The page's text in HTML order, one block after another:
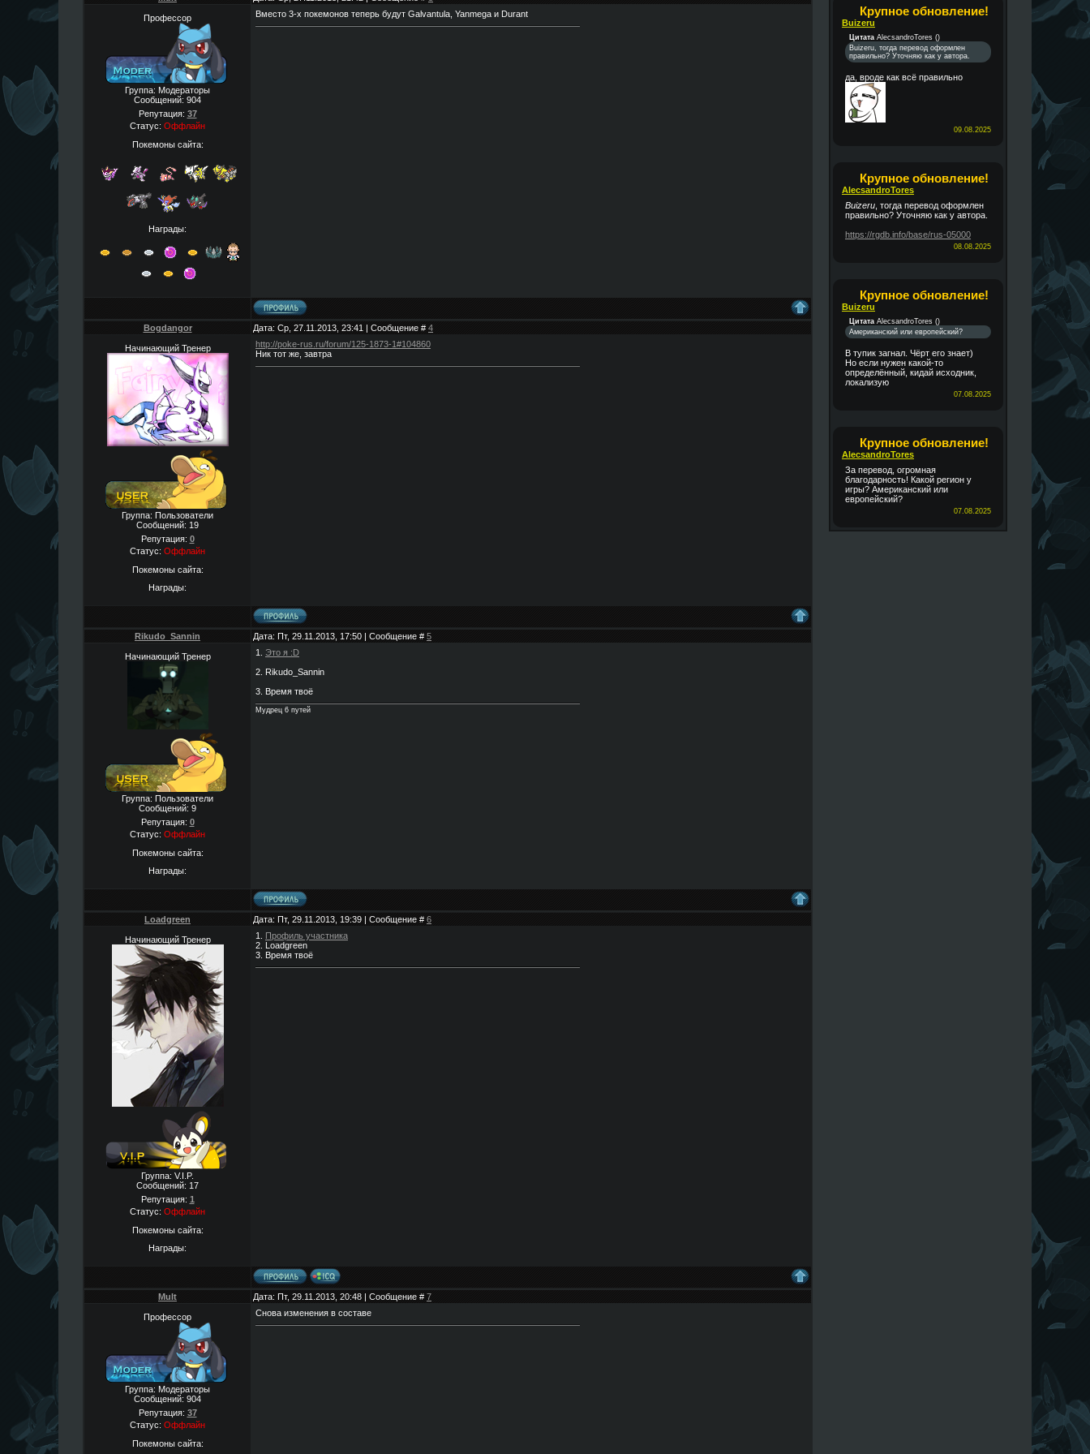
Крупное обновление!
Buizeru
Цитата AlecsandroTores ()
Buizeru, тогда перевод оформлен
правильно? Уточняю как у автора.
да, вроде как всё правильно
09.08.2025
Крупное обновление!
AlecsandroTores
Buizeru , тогда перевод оформлен
правильно? Уточняю как у автора.
https://rgdb.info/base/rus-05000
08.08.2025
Крупное обновление!
Buizeru
Цитата AlecsandroTores ()
Американский или европейский?
В тупик загнал. Чёрт его знает)
Но если нужен какой-то
определённый, кидай исходник,
локализую
07.08.2025
Крупное обновление!
AlecsandroTores
За перевод, огромная
благодарность! Какой регион у
игры? Американский или
европейский?
07.08.2025
Профессор
Группа: Модераторы
Сообщений: 904
Репутация: 37
Статус: Оффлайн
Покемоны сайта:
Награды:
Вместо 3-х покемонов теперь будут Galvantula, Yanmega и Durant
Bogdangor Дата: Ср, 27.11.2013, 23:41 | Сообщение # 4
Начинающий Тренер
Группа: Пользователи
Сообщений: 19
Репутация: 0
Статус: Оффлайн
Покемоны сайта:
Награды:
http://poke-rus.ru/forum/125-1873-1#104860
Ник тот же, завтра
Rikudo_Sannin Дата: Пт, 29.11.2013, 17:50 | Сообщение # 5
Начинающий Тренер
Группа: Пользователи
Сообщений: 9
Репутация: 0
Статус: Оффлайн
Покемоны сайта:
Награды:
1. Это я :D
2. Rikudo_Sannin
3. Время твоё
Мудрец 6 путей
Loadgreen Дата: Пт, 29.11.2013, 19:39 | Сообщение # 6
Начинающий Тренер
Группа: V.I.P.
Сообщений: 17
Репутация: 1
Статус: Оффлайн
Покемоны сайта:
Награды:
1. Профиль участника
2. Loadgreen
3. Время твоё
Mult Дата: Пт, 29.11.2013, 20:48 | Сообщение # 7
Профессор
Группа: Модераторы
Сообщений: 904
Репутация: 37
Статус: Оффлайн
Покемоны сайта:
Снова изменения в составе